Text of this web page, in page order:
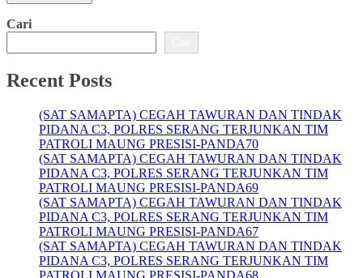
Cari
Recent Posts
(SAT SAMAPTA) CEGAH TAWURAN DAN TINDAK
PIDANA C3, POLRES SERANG TERJUNKAN TIM
PATROLI MAUNG PRESISI-PANDA70
(SAT SAMAPTA) CEGAH TAWURAN DAN TINDAK
PIDANA C3, POLRES SERANG TERJUNKAN TIM
PATROLI MAUNG PRESISI-PANDA69
(SAT SAMAPTA) CEGAH TAWURAN DAN TINDAK
PIDANA C3, POLRES SERANG TERJUNKAN TIM
PATROLI MAUNG PRESISI-PANDA67
(SAT SAMAPTA) CEGAH TAWURAN DAN TINDAK
PIDANA C3, POLRES SERANG TERJUNKAN TIM
PATROLI MAUNG PRESISI-PANDA68